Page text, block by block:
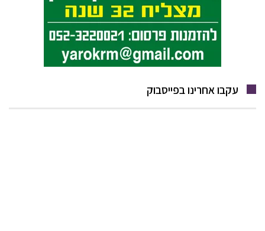
עקבו אחרינו בפייסבוק